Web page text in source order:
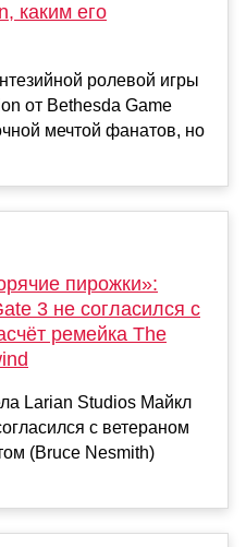
каким его
ролевой игры
от Bethesda Game
мечтой фанатов, но
пирожки»:
3 не согласился с
ремейка The
Larian Studios Майкл
с ветераном
(Bruce Nesmith)